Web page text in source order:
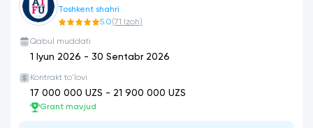
Toshkent shahri
5.0(71 Izoh)
Qabul muddati
1 Iyun 2026 - 30 Sentabr 2026
Kontrakt to'lovi
17 000 000 UZS - 21 900 000 UZS
Grant mavjud